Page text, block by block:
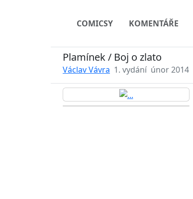
COMICSY KOMENTÁŘE
Plamínek / Boj o zlato
Václav Vávra 1. vydání únor 2014